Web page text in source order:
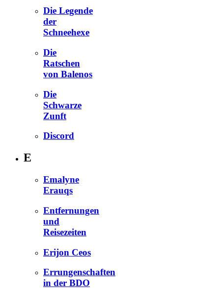
Die Legende
der
Schneehexe
Die
Ratschen
von Balenos
Die
Schwarze
Zunft
Discord
E
Emalyne
Erauqs
Entfernungen
und
Reisezeiten
Erijon Ceos
Errungenschaften
in der BDO